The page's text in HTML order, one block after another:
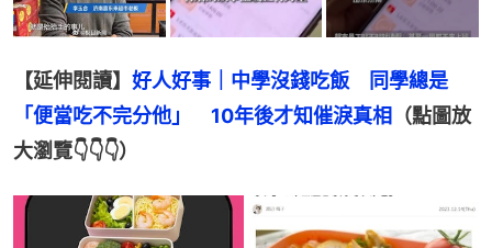
【延伸閱讀】 好人好事｜中學沒錢吃飯　同學總是
「便當吃不完分他」　10年後才知催淚真相 （點圖放
大瀏覽👇👇👇）